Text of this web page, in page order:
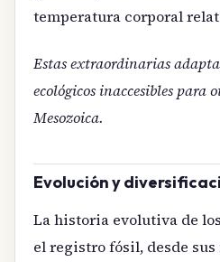
temperatura corporal
Estas extraordinarias
ecológicos inaccesibles para
Mesozoica.
Evolución y
La historia evolutiva de los
el registro fósil, desde